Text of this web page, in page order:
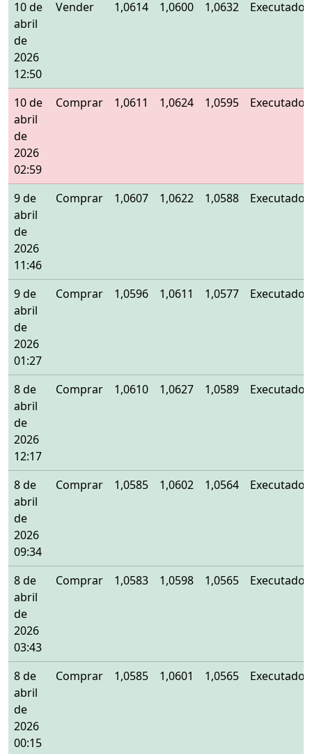
10 de
abril
de
2026
12:50
Vender 1,0614 1,0600 1,0632 Executado
10 de
abril
de
2026
02:59
Comprar 1,0611 1,0624 1,0595 Executado
9 de
abril
de
2026
11:46
Comprar 1,0607 1,0622 1,0588 Executado
9 de
abril
de
2026
01:27
Comprar 1,0596 1,0611 1,0577 Executado
8 de
abril
de
2026
12:17
Comprar 1,0610 1,0627 1,0589 Executado
8 de
abril
de
2026
09:34
Comprar 1,0585 1,0602 1,0564 Executado
8 de
abril
de
2026
03:43
Comprar 1,0583 1,0598 1,0565 Executado
8 de
abril
de
2026
00:15
Comprar 1,0585 1,0601 1,0565 Executado